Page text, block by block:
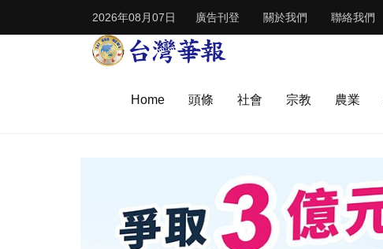
2026年08月07日 廣告刊登 關於我們 聯絡我們
Home 頭條 社會 宗教 農業